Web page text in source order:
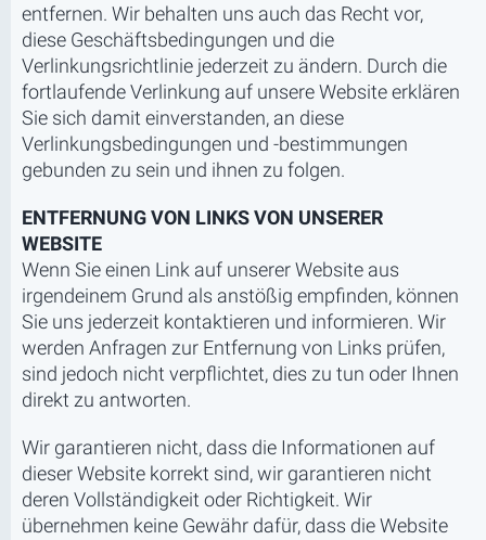
entfernen. Wir behalten uns auch das Recht vor,
diese Geschäftsbedingungen und die
Verlinkungsrichtlinie jederzeit zu ändern. Durch die
fortlaufende Verlinkung auf unsere Website erklären
Sie sich damit einverstanden, an diese
Verlinkungsbedingungen und -bestimmungen
gebunden zu sein und ihnen zu folgen.
ENTFERNUNG VON LINKS VON UNSERER
WEBSITE
Wenn Sie einen Link auf unserer Website aus
irgendeinem Grund als anstößig empfinden, können
Sie uns jederzeit kontaktieren und informieren. Wir
werden Anfragen zur Entfernung von Links prüfen,
sind jedoch nicht verpflichtet, dies zu tun oder Ihnen
direkt zu antworten.
Wir garantieren nicht, dass die Informationen auf
dieser Website korrekt sind, wir garantieren nicht
deren Vollständigkeit oder Richtigkeit. Wir
übernehmen keine Gewähr dafür, dass die Website